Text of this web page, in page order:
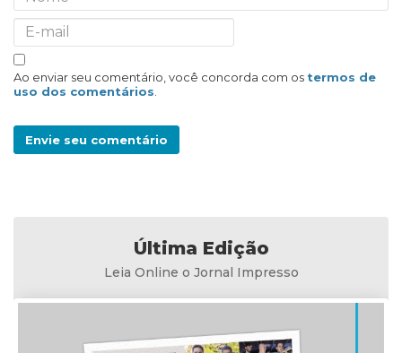
Ao enviar seu comentário, você concorda com os termos de
uso dos comentários
Envie seu comentário
Última Edição
Leia Online o Jornal Impresso